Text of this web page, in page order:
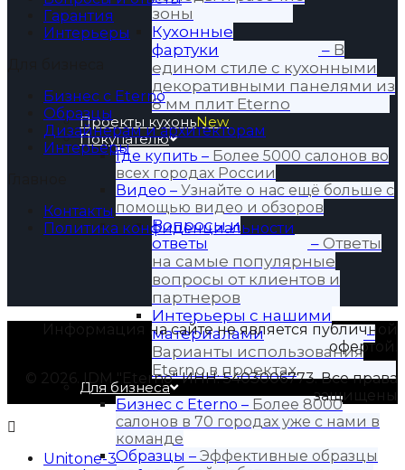
зоны
Кухонные
фартуки
– В
едином стиле с кухонными
декоративными панелями из
8 мм плит Eterno
Проекты кухоньNew
Покупателю
Где купить – Более 5000 салонов во
всех городах России
Видео – Узнайте о нас ещё больше с
помощью видео и обзоров
Вопросы и
ответы
– Ответы
на самые популярные
вопросы от клиентов и
партнеров
Интерьеры с нашими
материалами
–
Варианты использования
Eterno в проектах
Для бизнеса
Бизнес с Eternо – Более 8000
салонов в 70 городах уже с нами в
команде
Образцы – Эффективные образцы
Гарантия
Интерьеры
Бизнес с Eterno
Образцы
Дизайнерам и архитекторам
Интерьеры
Контакты
Политика конфиденциальности
Информация на сайте не является публичной
офертой.
© 2026. IDM "Eterno" ИНН: 5403006773. Все права
защищены
Unitone-3